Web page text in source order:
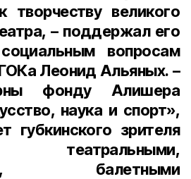
творчеству великого
– поддержал его
вопросам
Леонид Альяных. –
фонду Алишера
наука и спорт»,
губкинского зрителя
театральными,
балетными